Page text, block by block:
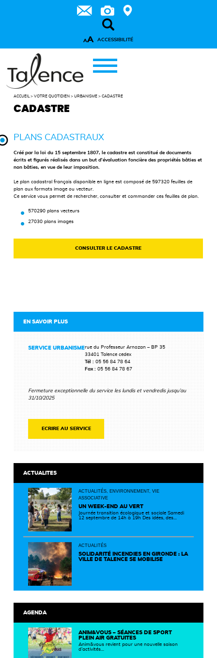
AA ACCESSIBILITÉ
ACCUEIL >VOTRE QUOTIDIEN >URBANISME >CADASTRE
CADASTRE
PLANS CADASTRAUX
Créé par la loi du 15 septembre 1807, le cadastre est constitué de documents
écrits et figurés réalisés dans un but d’évaluation foncière des propriétés bâties et
non bâties, en vue de leur imposition.
Le plan cadastral français disponible en ligne est composé de 597320 feuilles de
plan aux formats image ou vecteur.
Ce service vous permet de rechercher, consulter et commander ces feuilles de plan.
570290 plans vecteurs
27030 plans images
CONSULTER LE CADASTRE
EN SAVOIR PLUS
SERVICE URBANISMErue du Professeur Arnozan – BP 35
33401 Talence cedex
Tél :05 56 84 78 64
Fax : 05 56 84 78 67
Fermeture exceptionnelle du service les lundis et vendredis jusqu’au
31/10/2025
ECRIRE AU SERVICE
ACTUALITES
ACTUALITÉS, ENVIRONNEMENT, VIE
ASSOCIATIVE
UN WEEK-END AU VERT
Journée transition écologique et sociale Samedi
12 septembre de 14h à 19h Des idées, des
un territoire plus durable et solidaire.
ACTUALITÉS
SOLIDARITÉ INCENDIES EN GIRONDE : LA
VILLE DE TALENCE SE MOBILISE
AGENDA
ANIM&VOUS – SÉANCES DE SPORT
PLEIN AIR GRATUITES
Anim&vous revient pour une nouvelle saison
d’activités…